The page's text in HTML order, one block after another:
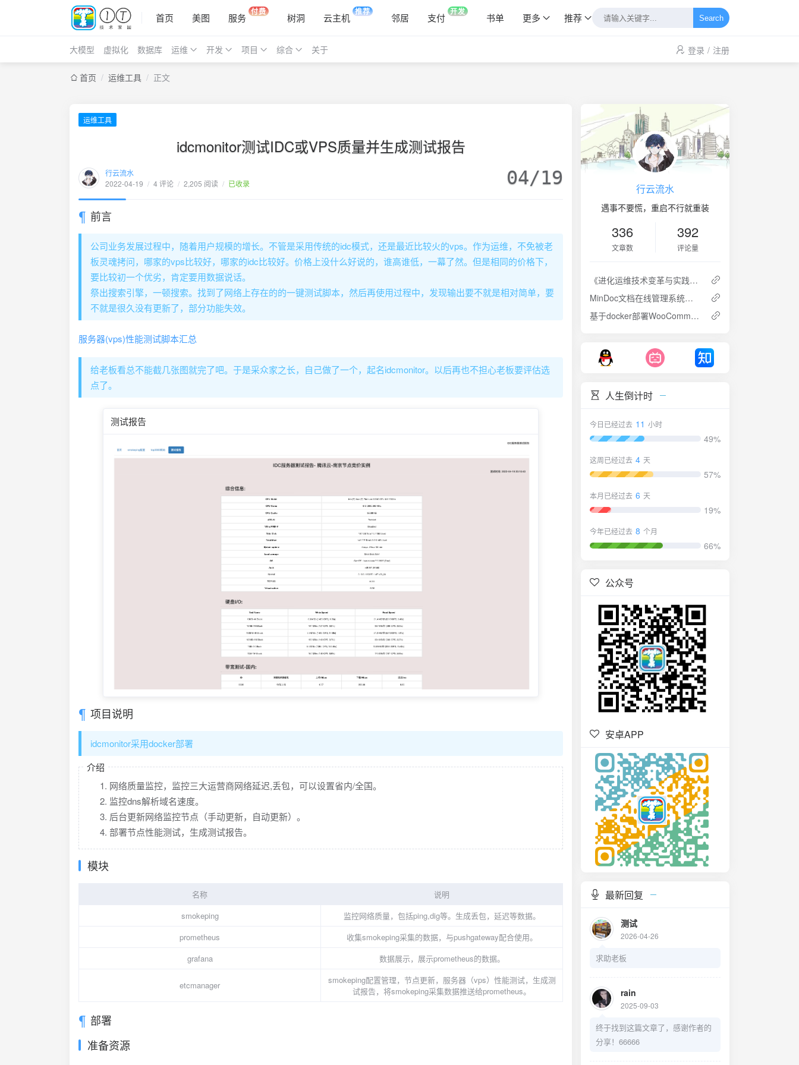
首页 美图 服务 付费 树洞 云主机 推荐 邻居 支付 开发 书单 更多 推荐 Search
大模型 虚拟化 数据库 运维 开发 项目 综合 关于 登录 / 注册
首页 / 运维工具 / 正文
运维工具
idcmonitor测试IDC或VPS质量并生成测试报告
行云流水
2022-04-19 / 4 评论 / 2,205 阅读 / 已收录 04/19
前言
公司业务发展过程中，随着用户规模的增长。不管是采用传统的idc模式，还是最近比较火的vps。作为运维，不免被老
板灵魂拷问，哪家的vps比较好，哪家的idc比较好。价格上没什么好说的，谁高谁低，一幕了然。但是相同的价格下，
要比较初一个优劣，肯定要用数据说话。
祭出搜索引擎，一顿搜索。找到了网络上存在的的一键测试脚本，然后再使用过程中，发现输出要不就是相对简单，要
不就是很久没有更新了，部分功能失效。
服务器(vps)性能测试脚本汇总
给老板看总不能截几张图就完了吧。于是采众家之长，自己做了一个，起名idcmonitor。以后再也不担心老板要评估选
点了。
测试报告
项目说明
idcmonitor采用docker部署
介绍
网络质量监控，监控三大运营商网络延迟,丢包，可以设置省内/全国。
监控dns解析域名速度。
后台更新网络监控节点（手动更新，自动更新）。
部署节点性能测试，生成测试报告。
模块
名称
说明
smokeping
监控网络质量，包括ping,dig等。生成丢包，延迟等数据。
prometheus
收集smokeping采集的数据，与pushgateway配合使用。
grafana
数据展示，展示prometheus的数据。
etcmanager
smokeping配置管理，节点更新，服务器（vps）性能测试，生成测
试报告，将smokeping采集数据推送给prometheus。
部署
准备资源
行云流水
遇事不要慌，重启不行就重装
336
文章数
392
评论量
《进化运维技术变革与实践探索》笔记
MinDoc文档在线管理系统的部署与使用
基于docker部署WooCommerce外贸电商平台
人生倒计时
今日已经过去 11 小时
49%
这周已经过去 4 天
57%
本月已经过去 6 天
19%
今年已经过去 8 个月
66%
公众号
安卓APP
最新回复
测试
2026-04-26
求助老板
rain
2025-09-03
终于找到这篇文章了，感谢作者的
分享！66666